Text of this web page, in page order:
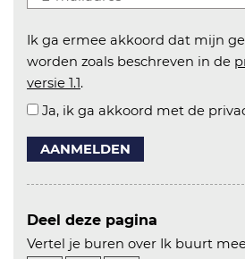
Ik ga ermee akkoord dat mijn
worden zoals beschreven in de
versie 1.1.
Ja, ik ga akkoord met de
AANMELDEN
Deel deze pagina
Vertel je buren over Ik buurt